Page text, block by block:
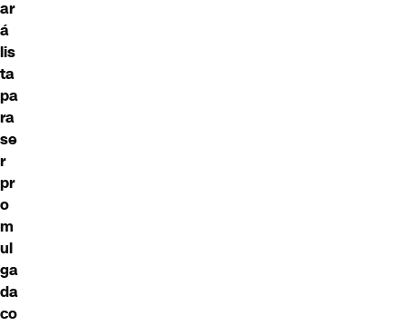
ar
á
lis
ta
pa
ra
se
r
pr
o
m
ul
ga
da
co